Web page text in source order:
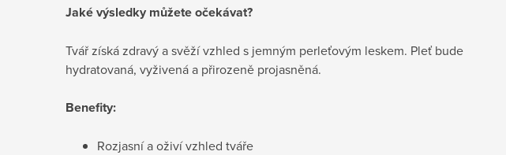
Jaké výsledky můžete očekávat?
Tvář získá zdravý a svěží vzhled s jemným perleťovým leskem. Pleť bude
hydratovaná, vyživená a přirozeně projasněná.
Benefity:
Rozjasní a oživí vzhled tváře